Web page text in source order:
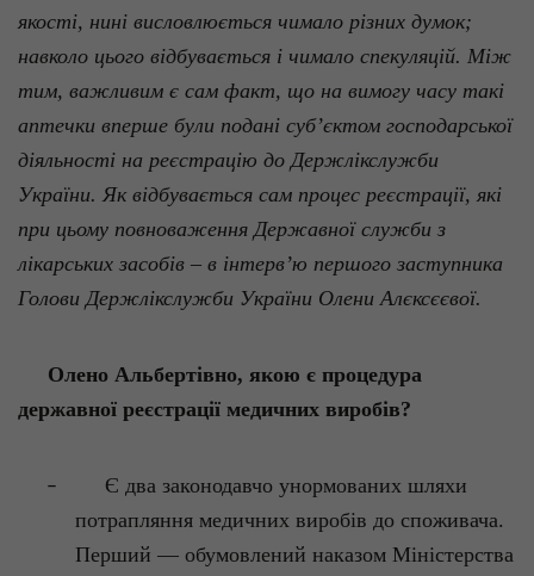
якості, нині висловлюється чимало різних думок;
навколо цього відбувається і чимало спекуляцій. Між
тим, важливим є сам факт, що на вимогу часу такі
аптечки вперше були подані суб’єктом господарської
діяльності на реєстрацію доДержлікслужби
України. Як відбувається сам процес реєстрації, які
при цьому повноваження Державної служби з
лікарських засобів – в інтерв’ю першого заступника
ГоловиДержлікслужби України ОлениАлєксєєвої.
Олено Альбертівно, якою є процедура
державної реєстрації медичних виробів?
–
Є два законодавчо унормованих шляхи
потрапляння медичних виробів до споживача.
Перший — обумовлений наказом Міністерства